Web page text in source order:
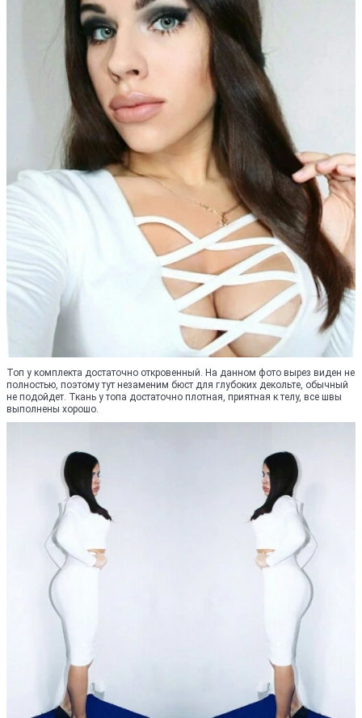
Топ у комплекта достаточно откровенный. На данном фото вырез виден не
полностью, поэтому тут незаменим бюст для глубоких декольте, обычный
не подойдет. Ткань у топа достаточно плотная, приятная к телу, все швы
выполнены хорошо.